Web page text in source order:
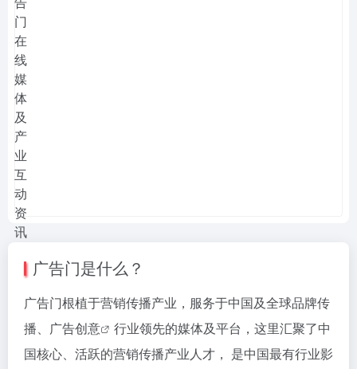
广告门是什么？
广告门根植于营销传播产业，服务于中国及全球品牌传
播、 广告创意
行业领先的媒体及平台，这里汇聚了中
国核心、活跃的营销传播产业人才， 是中国最有行业影